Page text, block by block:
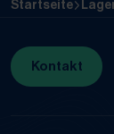
Startseite
Kontakt